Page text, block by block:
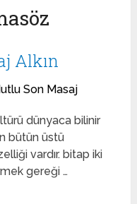
Alkın
Son Masaj
dünyaca bilinir
bütün üstü
vardır. bitap iki
gereği …